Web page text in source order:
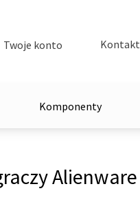
Twoje konto Kontakt
Komponenty
Alienware